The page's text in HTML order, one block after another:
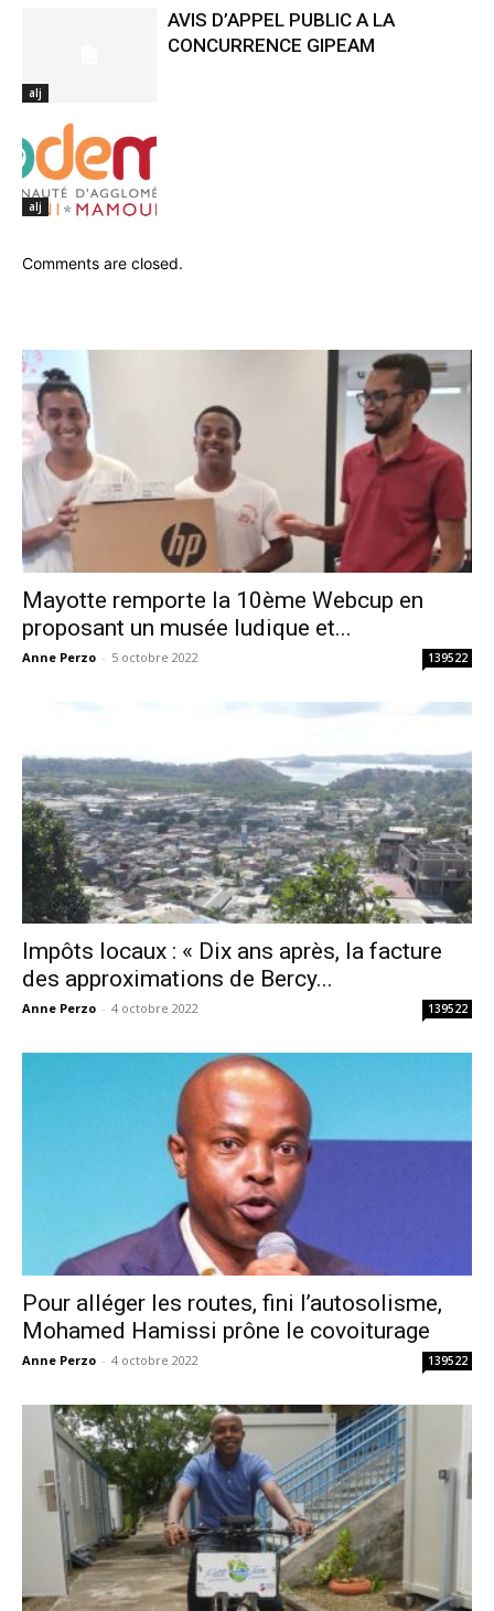
alj
AVIS D’APPEL PUBLIC A LA
CONCURRENCE GIPEAM
alj
Comments are closed.
Mayotte remporte la 10ème Webcup en
proposant un musée ludique et...
Anne Perzo - 5 octobre 2022 139522
Impôts locaux : « Dix ans après, la facture
des approximations de Bercy...
Anne Perzo - 4 octobre 2022 139522
Pour alléger les routes, fini l’autosolisme,
Mohamed Hamissi prône le covoiturage
Anne Perzo - 4 octobre 2022 139522